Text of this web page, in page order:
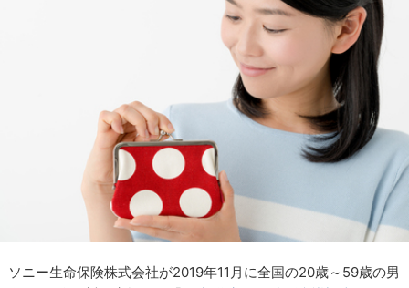
ソニー生命保険株式会社が2019年11月に全国の20歳～59歳の男